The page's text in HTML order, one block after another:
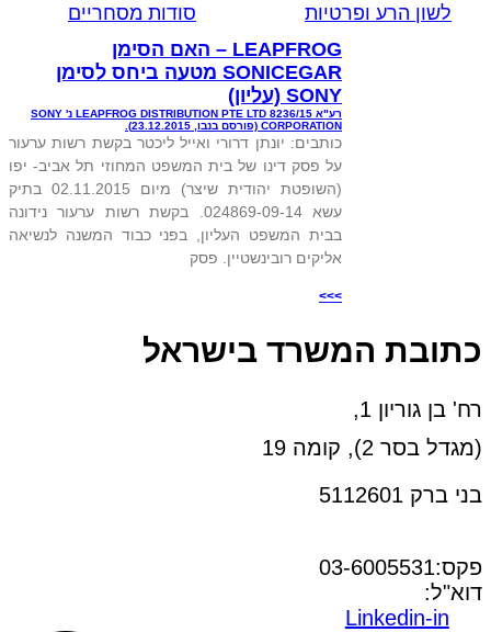
לשון הרע ופרטיות
סודות מסחריים
LEAPFROG – האם הסימן
SONICEGAR מטעה ביחס לסימן
SONY (עליון)
רע"א 8236/15 LEAPFROG DISTRIBUTION PTE LTD נ' SONY
CORPORATION (פורסם בנבו, 23.12.2015).
כותבים: יונתן דרורי ואייל ליכטר בקשת רשות ערעור
על פסק דינו של בית המשפט המחוזי תל אביב- יפו
(השופטת יהודית שיצר) מיום 02.11.2015 בתיק
עשא 024869-09-14. בקשת רשות ערעור נידונה
בבית המשפט העליון, בפני כבוד המשנה לנשיאה
אליקים רובינשטיין. פסק
>>>
כתובת המשרד בישראל
רח' בן גוריון 1,
(מגדל בסר 2), קומה 19
בני ברק 5112601
פקס:03-6005531
דוא"ל:
Linkedin-in